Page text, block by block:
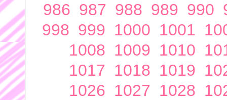
986 987 988 989 990
998 999 1000 1001
1008 1009 1010
1017 1018 1019
1026 1027 1028